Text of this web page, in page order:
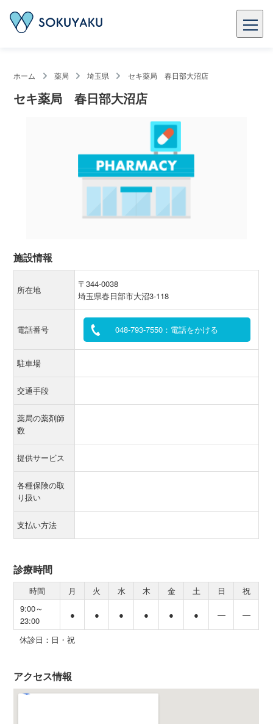
ホーム 薬局 埼玉県 セキ薬局 春日部大沼店
セキ薬局 春日部大沼店
施設情報
所在地
〒344-0038
埼玉県春日部市大沼3-118
電話番号 048-793-7550：電話をかける
駐車場
交通手段
薬局の薬剤師
数
提供サービス
各種保険の取
り扱い
支払い方法
診療時間
時間 月 火 水 木 金 土 日
祝
9:00～
23:00
● ● ● ● ● ● ― ―
休診日：日・祝
アクセス情報